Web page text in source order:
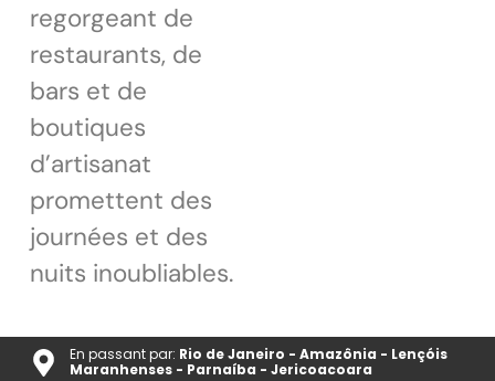
regorgeant de
restaurants, de
bars et de
boutiques
d’artisanat
promettent des
journées et des
nuits inoubliables.
En passant par: Rio de Janeiro - Amazônia - Lençóis
Maranhenses - Parnaíba - Jericoacoara